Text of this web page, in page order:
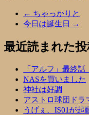
← ちゃっかりと
今日は誕生日
→
最近読まれた
「アルフ」最終
NASを買いました
神社は好調
アストロ球団ドラ
うげぇ、IS01が起